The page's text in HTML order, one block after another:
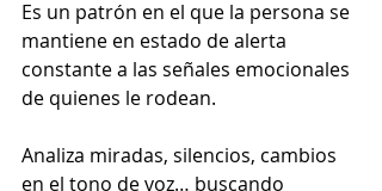
Es un patrón en el que la persona se
mantiene en estado de alerta
constante a las señales emocionales
de quienes le rodean.
Analiza miradas, silencios, cambios
en el tono de voz… buscando